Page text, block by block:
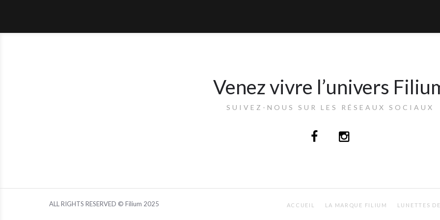
Venez vivre l’univers
SUIVEZ-NOUS SUR LES RÉSEAUX SOCIAUX
ALL RIGHTS RESERVED © Filium 2025 ACCUEIL LA MARQUE FILIUM LUNETTES